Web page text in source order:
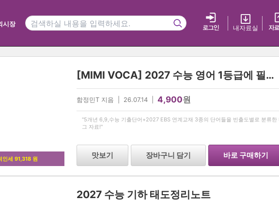
시장
내 자료실
인세 91,318 원
[MIMI VOCA] 2027 수능 영어 1등급에 필요한 모든 단어 리스트! [미미보카]
함정민T 지음 | 26.07.14 | 4,900원
"5개년 6,9,수능 기출단어+2027 EBS 연계교재 3종의 단어들을 빈출도별로 분류한
그 자료!"
맛보기 장바구니 담기 바로 구매하기
2027 수능 기하 태도정리노트